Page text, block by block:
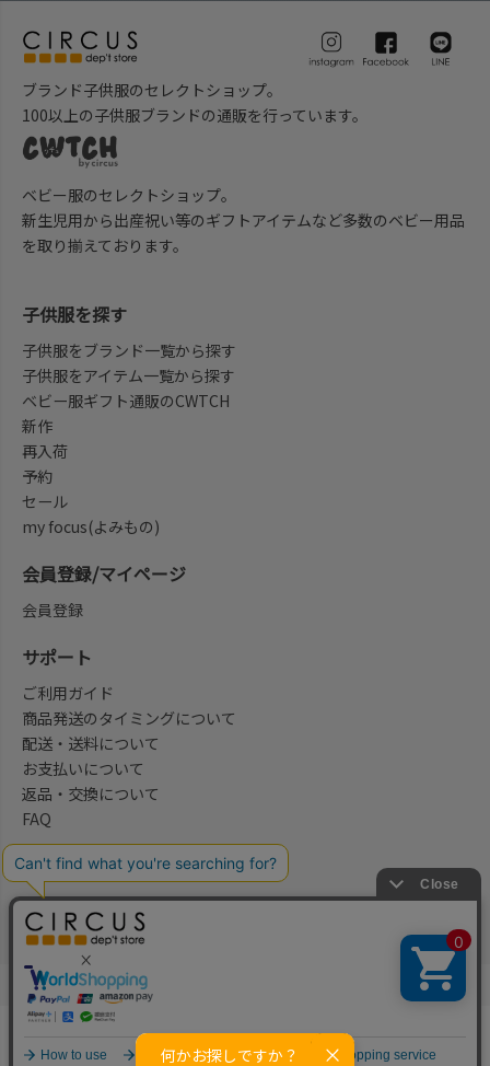
ブランド子供服のセレクトショップ。
100以上の子供服ブランドの通販を行っています。
ベビー服のセレクトショップ。
新生児用から出産祝い等のギフトアイテムなど多数のベビー用品
を取り揃えております。
会社概要/お問合せ先
子供服を探す
子供服をブランド一覧から探す
子供服をアイテム一覧から探す
ベビー服ギフト通販のCWTCH
新作
再入荷
予約
セール
my focus(よみもの)
会員登録/マイページ
会員登録
サポート
ご利用ガイド
商品発送のタイミングについて
配送・送料について
お支払いについて
返品・交換について
FAQ
法律に基づく表示 プライバシーポリシー
©2004-2026 子供服・キッズ服の通販Circus All Rights reserved.
何かお探しですか？